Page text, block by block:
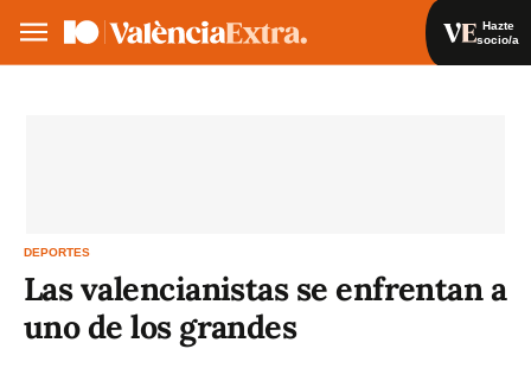
Hazte
socio/a
DEPORTES
Las valencianistas se enfrentan a
uno de los grandes